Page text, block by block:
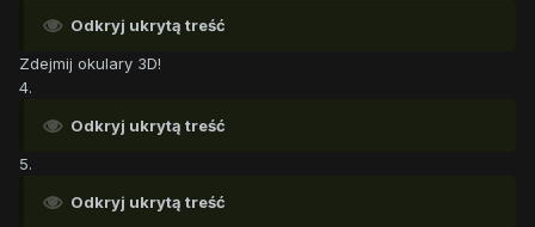
Odkryj ukrytą treść
Zdejmij okulary 3D!
4.
Odkryj ukrytą treść
5.
Odkryj ukrytą treść